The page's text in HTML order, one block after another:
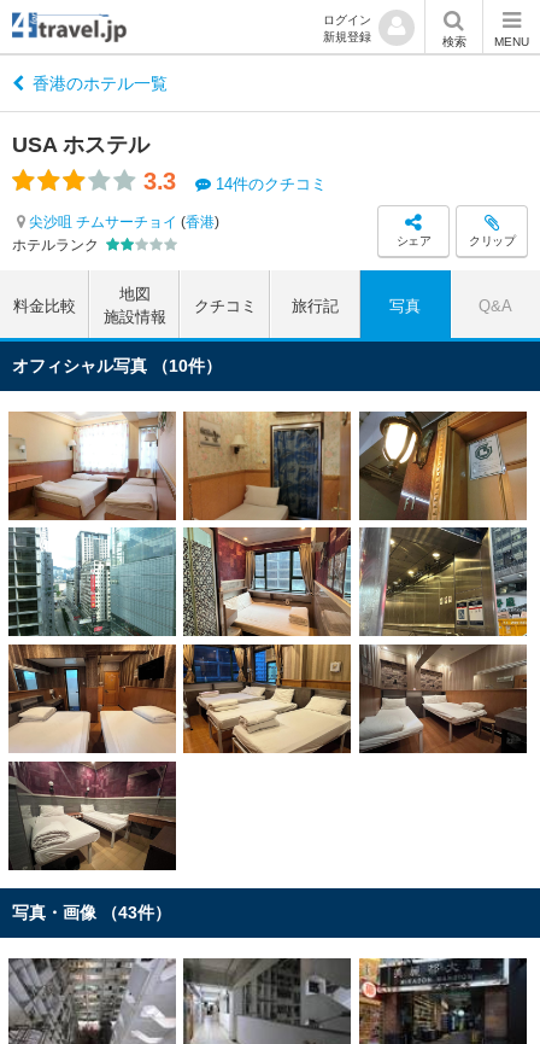
ログイン
新規登録
検索 MENU
香港のホテル一覧
USA ホステル
3.3 14件のクチコミ
尖沙咀 チムサーチョイ (香港)
ホテルランク
シェア クリップ
料金比較
地図
施設情報
クチコミ 旅行記 写真 Q&A
オフィシャル写真 （10件）
写真・画像 （43件）